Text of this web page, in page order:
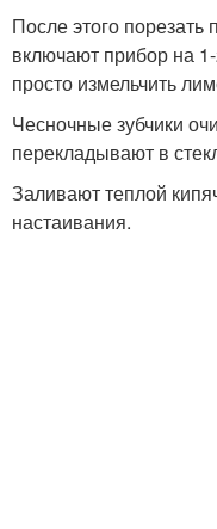
После этого порезать
включают прибор на
просто измельчить
Чесночные зубчики
перекладывают в
Заливают теплой
настаивания.